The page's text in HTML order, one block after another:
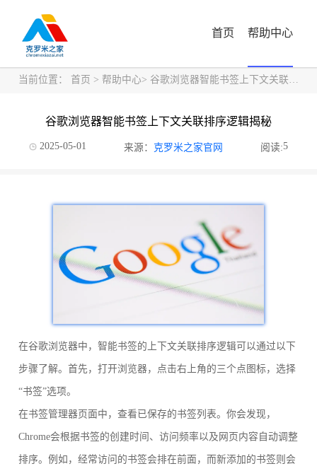
首页 帮助中心
当前位置： 首页 > 帮助中心> 谷歌浏览器智能书签上下文关联排序逻辑揭秘
谷歌浏览器智能书签上下文关联排序逻辑揭秘
2025-05-01 来源： 克罗米之家官网 阅读:5
在谷歌浏览器中，智能书签的上下文关联排序逻辑可以通过以下
步骤了解。首先，打开浏览器，点击右上角的三个点图标，选择
“书签”选项。
在书签管理器页面中，查看已保存的书签列表。你会发现，
Chrome会根据书签的创建时间、访问频率以及网页内容自动调整
排序。例如，经常访问的书签会排在前面，而新添加的书签则会